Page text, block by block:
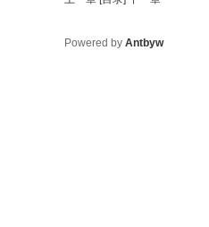
Powered by Antbyw